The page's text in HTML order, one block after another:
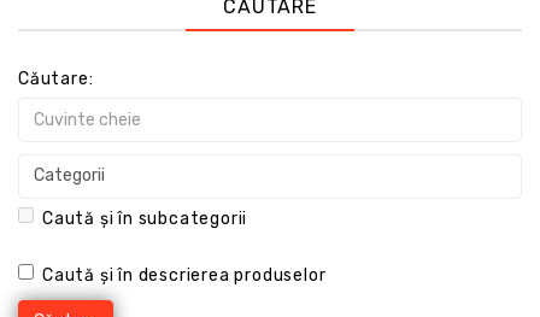
CĂUTARE
Căutare:
Caută și în subcategorii
Caută și în descrierea produselor